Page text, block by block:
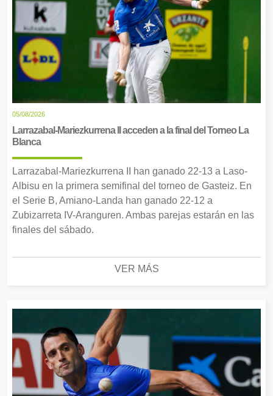
05/08/2026
Larrazabal-Mariezkurrena II acceden a la final del Torneo La
Blanca
Larrazabal-Mariezkurrena II han ganado 22-13 a Laso-
Albisu en la primera semifinal del torneo de Gasteiz. En
el Serie B, Amiano-Landa han ganado 22-12 a
Zubizarreta IV-Aranguren. Ambas parejas estarán en las
finales del sábado.
VER MÁS